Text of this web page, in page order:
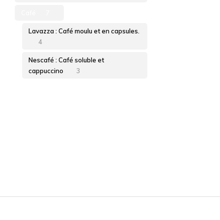
Lavazza : Café moulu et en capsules.
4
Nescafé : Café soluble et
cappuccino
3